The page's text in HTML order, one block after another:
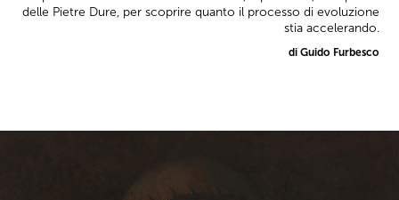
delle Pietre Dure, per scoprire quanto il processo di evoluzione
stia accelerando.
di Guido Furbesco